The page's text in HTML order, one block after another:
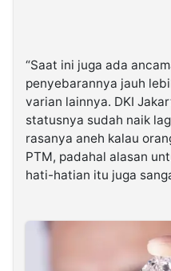
“Saat ini juga ada
penyebarannya jauh
varian lainnya. DKI
statusnya sudah naik
rasanya aneh kalau
PTM, padahal alasan
hati-hatian itu juga